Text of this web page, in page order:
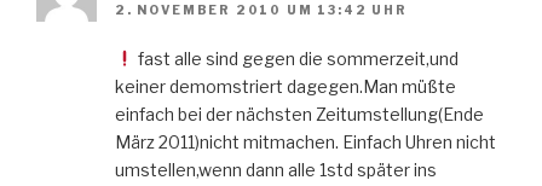
2. NOVEMBER 2010 UM 13:42 UHR
fast alle sind gegen die sommerzeit,und
keiner demomstriert dagegen.Man müßte
einfach bei der nächsten Zeitumstellung(Ende
März 2011)nicht mitmachen. Einfach Uhren nicht
umstellen,wenn dann alle 1std später ins